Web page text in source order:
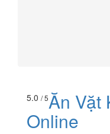
5.0 / 5Ăn Vặt
Online